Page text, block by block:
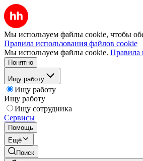
Мы используем файлы cookie, чтобы
Правила использования файлов cookie
Мы используем файлы cookie. Правила
Понятно
Ищу работу
Ищу работу
Ищу работу
Ищу сотрудника
Сервисы
Помощь
Ещё
Поиск